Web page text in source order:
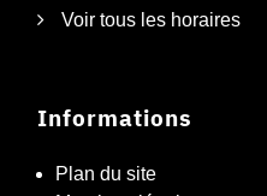
Voir tous les horaires
Informations
Plan du site